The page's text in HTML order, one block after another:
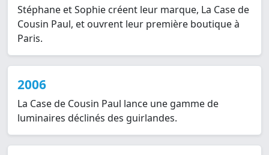
Stéphane et Sophie créent leur marque, La Case de
Cousin Paul, et ouvrent leur première boutique à
Paris.
2006
La Case de Cousin Paul lance une gamme de
luminaires déclinés des guirlandes.